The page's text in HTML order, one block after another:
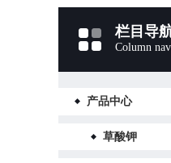
栏目导
Column
产品中心
草酸钾